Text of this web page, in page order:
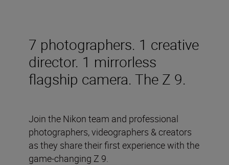
7 photographers. 1 creative
director. 1 mirrorless
flagship camera. The Z 9.
Join the Nikon team and professional
photographers, videographers & creators
as they share their first experience with the
game-changing Z 9.